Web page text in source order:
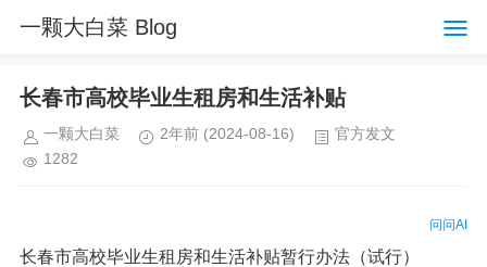
一颗大白菜 Blog
长春市高校毕业生租房和生活补贴
一颗大白菜 2年前 (2024-08-16)
官方发文
1282
问问AI
长春市高校毕业生租房和生活补贴暂行办法（试行）